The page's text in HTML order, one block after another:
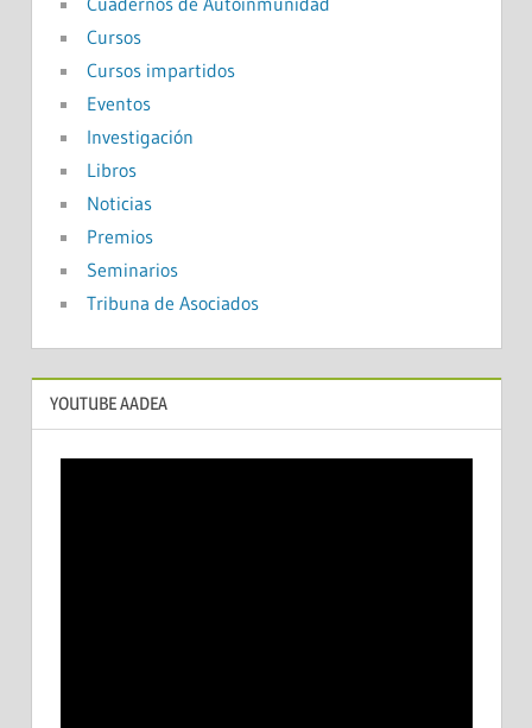
Cursos
Cursos impartidos
Eventos
Investigación
Libros
Noticias
Premios
Seminarios
Tribuna de Asociados
YOUTUBE AADEA